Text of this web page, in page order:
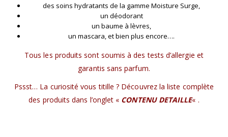
des soins hydratants de la gamme Moisture Surge,
un déodorant
un baume à lèvres,
un mascara, et bien plus encore….
Tous les produits sont soumis à des tests d’allergie et
garantis sans parfum.
Pssst… La curiosité vous titille ? Découvrez la liste complète
des produits dans l’onglet « CONTENU DETAILLE« .